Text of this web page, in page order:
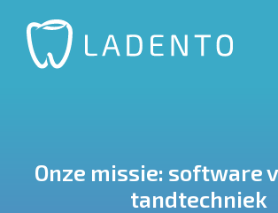
Onze missie: software
tandtechniek